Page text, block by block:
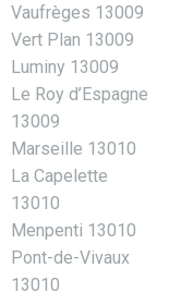
Vaufrèges 13009
Vert Plan 13009
Luminy 13009
Le Roy d’Espagne
13009
Marseille 13010
La Capelette
13010
Menpenti 13010
Pont-de-Vivaux
13010